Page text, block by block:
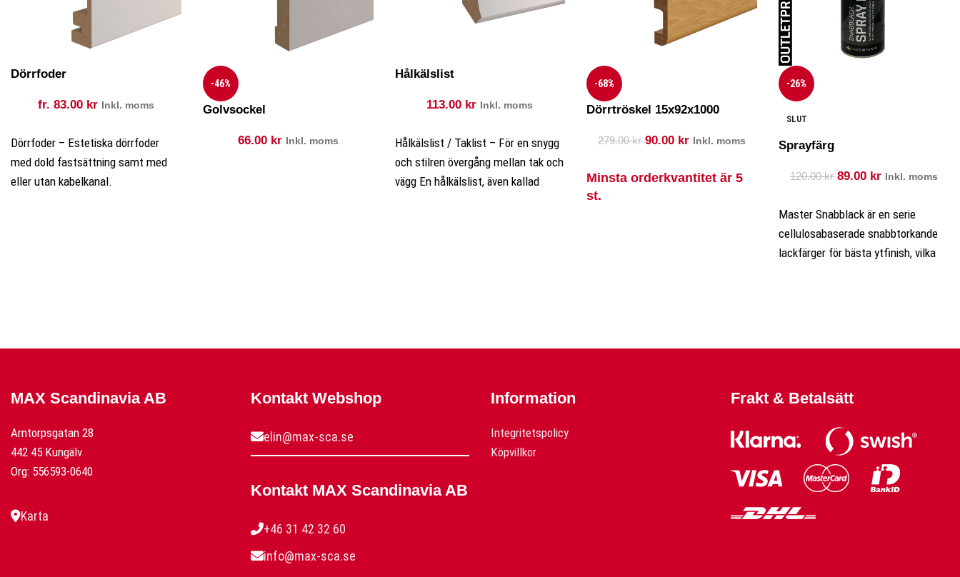
Dörrfoder
fr. 83.00 kr Inkl. moms
Dörrfoder – Estetiska dörrfoder
med dold fastsättning samt med
eller utan kabelkanal.
-46%
Golvsockel
66.00 kr Inkl. moms
Hålkälslist
113.00 kr Inkl. moms
Hålkälslist / Taklist – För en snygg
och stilren övergång mellan tak och
vägg En hålkälslist, även kallad
-68%
Dörrtröskel 15x92x1000
279.00kr 90.00 kr Inkl. moms
Minsta orderkvantitet är 5
st.
-26%
SLUT
Sprayfärg
120.00kr 89.00 kr Inkl. moms
Master Snabblack är en serie
cellulosabaserade snabbtorkande
lackfärger för bästa ytfinish, vilka
MAX Scandinavia AB
Arntorpsgatan 28
442 45 Kungälv
Org: 556593-0640
Karta
Kontakt Webshop
elin@max-sca.se
Kontakt MAX Scandinavia AB
+46 31 42 32 60
info@max-sca.se
Information
Integritetspolicy
Köpvillkor
Frakt & Betalsätt